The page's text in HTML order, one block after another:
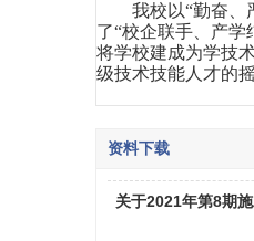
我校以“勤奋、
了“校企联手、产
将学校建成为学技
级技术技能人才的摇
资料下载
关于2021年第8期